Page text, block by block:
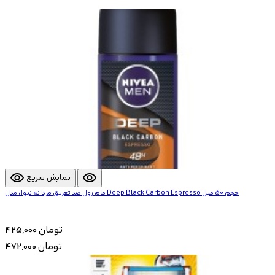
visibility نمایش سریع visibility
مام رول ضد تعریق مردانه نیوا، مدل Deep Black Carbon Espresso حجم 50 میل
425,000 تومان
472,000 تومان